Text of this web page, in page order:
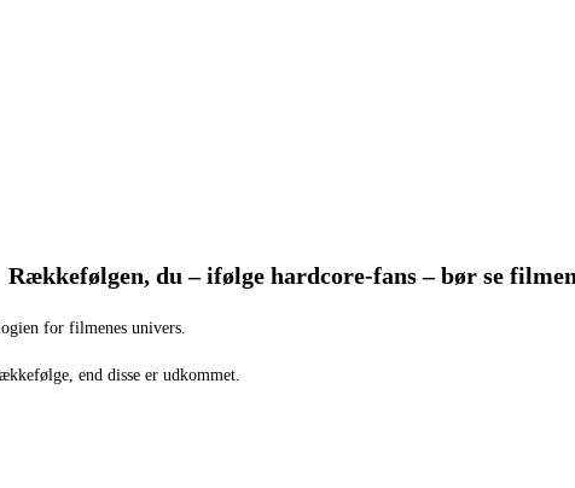
Rækkefølgen, du – ifølge hardcore-fans – bør se
for filmenes univers.
end disse er udkommet.